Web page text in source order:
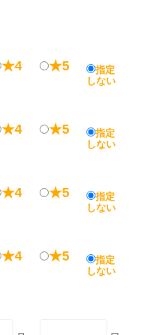
★4 ★5
指定
しない
★4 ★5
指定
しない
★4 ★5
指定
しない
★4 ★5
指定
しない